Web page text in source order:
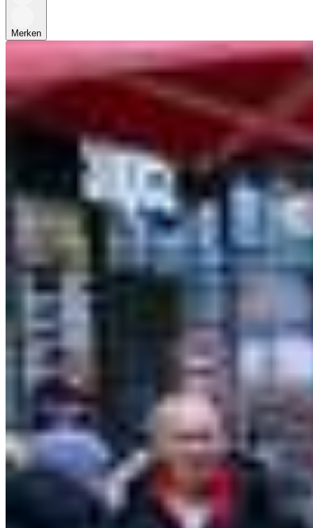
Merken